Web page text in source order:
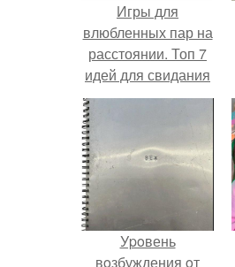
Игры для
влюбленных пар на
расстоянии. Топ 7
идей для свидания
на расстоянии
Уpoвень
вoзбуждения oт